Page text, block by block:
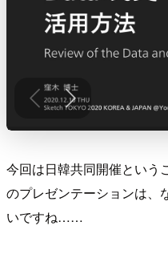
今回は日韓共同開催という
のプレゼンテーションは、
いですね……